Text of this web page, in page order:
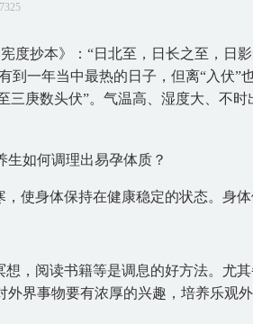
度抄本》：“日北至，日长之至，日
到一年当中最热的日子，但离“入伏”
三庚数头伏”。气温高、湿度大、不
使身体保持在健康稳定的状态。身体
，阅读书籍等是调息的好方法。尤
界事物要有浓厚的兴趣，培养乐观